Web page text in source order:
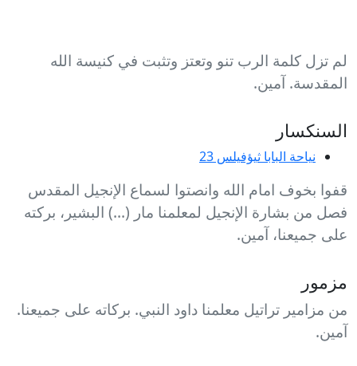
لم تزل كلمة الرب تنو وتعتز وتثبت في كنيسة الله
المقدسة. آمين.
السنكسار
نياحة البابا ثيؤفيلس 23
قفوا بخوف امام الله وانصتوا لسماع الإنجيل المقدس
فصل من بشارة الإنجيل لمعلمنا مار (...) البشير، بركته
على جميعنا، آمين.
مزمور
من مزامير تراتيل معلمنا داود النبي. بركاته على جميعنا.
آمين.